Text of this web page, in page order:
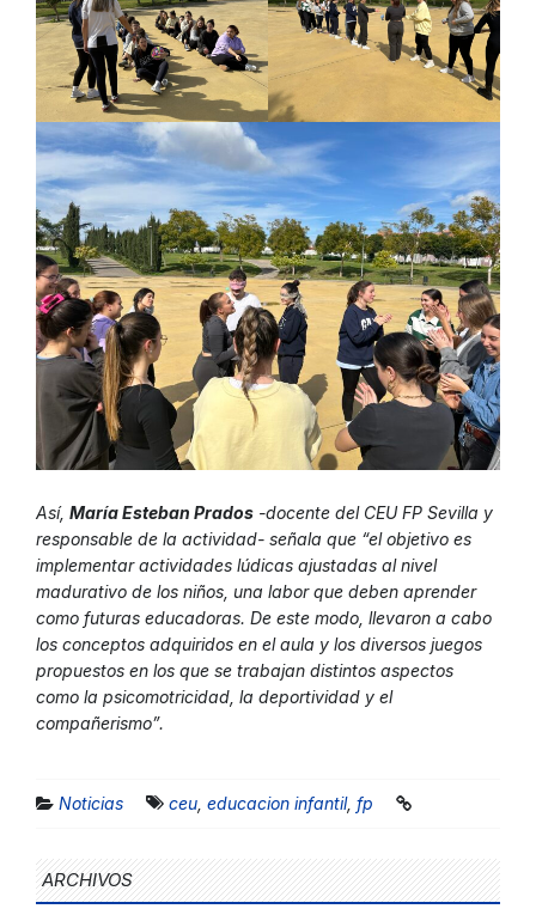
Así, María Esteban Prados -docente del CEU FP Sevilla y
responsable de la actividad- señala que “el objetivo es
implementar actividades lúdicas ajustadas al nivel
madurativo de los niños, una labor que deben aprender
como futuras educadoras. De este modo, llevaron a cabo
los conceptos adquiridos en el aula y los diversos juegos
propuestos en los que se trabajan distintos aspectos
como la psicomotricidad, la deportividad y el
compañerismo”.
Noticias ceu educacion infantil, fp
ARCHIVOS